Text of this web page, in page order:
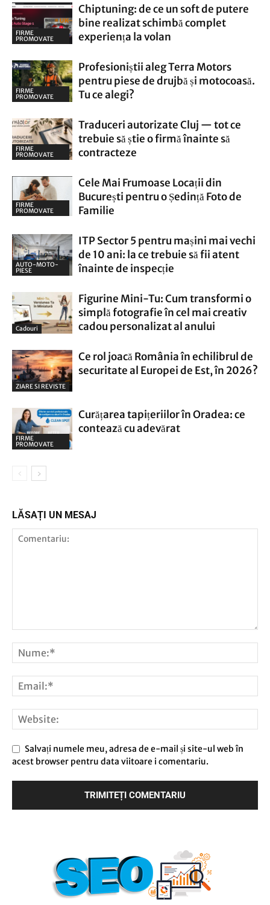
FIRME
PROMOVATE
Chiptuning: de ce un soft de putere
bine realizat schimbă complet
experiența la volan
FIRME
PROMOVATE
Profesioniștii aleg Terra Motors
pentru piese de drujbă și motocoasă.
Tu ce alegi?
FIRME
PROMOVATE
Traduceri autorizate Cluj — tot ce
trebuie să știe o firmă înainte să
contracteze
FIRME
PROMOVATE
Cele Mai Frumoase Locații din
București pentru o Ședință Foto de
Familie
AUTO-MOTO-
PIESE
ITP Sector 5 pentru mașini mai vechi
de 10 ani: la ce trebuie să fii atent
înainte de inspecție
Cadouri
Figurine Mini-Tu: Cum transformi o
simplă fotografie în cel mai creativ
cadou personalizat al anului
ZIARE SI REVISTE
Ce rol joacă România în echilibrul de
securitate al Europei de Est, în 2026?
FIRME
PROMOVATE
Curățarea tapițeriilor în Oradea: ce
contează cu adevărat
LĂSAȚI UN MESAJ
Salvați numele meu, adresa de e-mail și site-ul web în
acest browser pentru data viitoare i comentariu.